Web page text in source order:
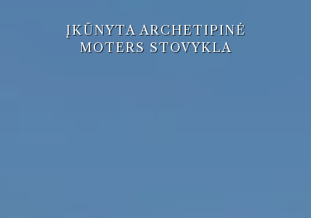
ĮKŪNYTA ARCHETIPINĖ
MOTERS STOVYKLA